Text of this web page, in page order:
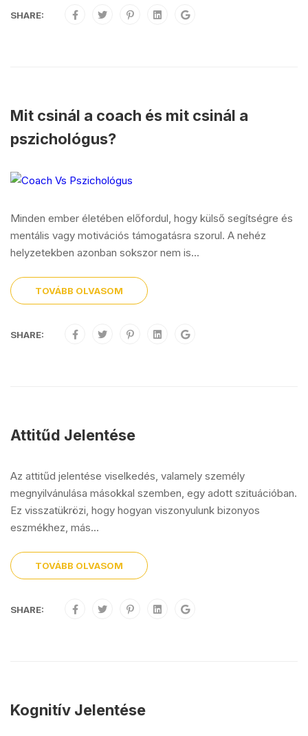
SHARE:
Mit csinál a coach és mit csinál a
pszichológus?
Minden ember életében előfordul, hogy külső segítségre és
mentális vagy motivációs támogatásra szorul. A nehéz
helyzetekben azonban sokszor nem is...
TOVÁBB OLVASOM
SHARE:
Attitűd Jelentése
Az attitűd jelentése viselkedés, valamely személy
megnyilvánulása másokkal szemben, egy adott szituációban.
Ez visszatükrözi, hogy hogyan viszonyulunk bizonyos
eszmékhez, más...
TOVÁBB OLVASOM
SHARE:
Kognitív Jelentése